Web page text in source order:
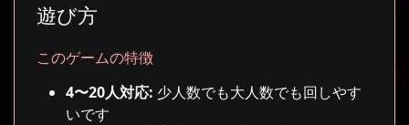
遊び方
このゲームの特徴
4〜20人対応: 少人数でも大人数でも回しやす
いです